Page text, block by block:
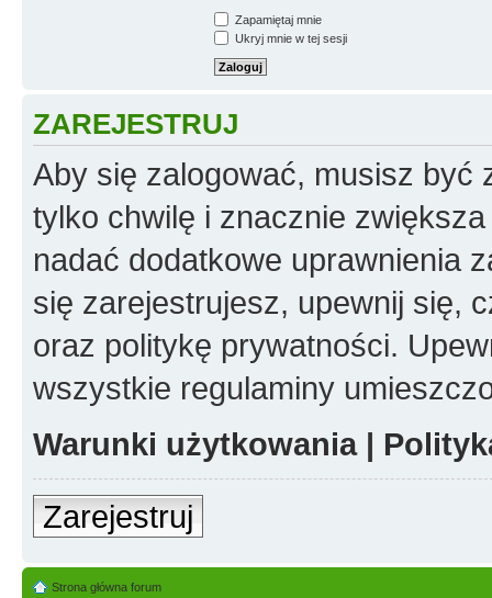
Zapamiętaj mnie
Ukryj mnie w tej sesji
ZAREJESTRUJ
Aby się zalogować, musisz być
tylko chwilę i znacznie
nadać dodatkowe uprawnienia
się zarejestrujesz, upewnij się,
oraz politykę prywatności.
wszystkie regulaminy
Warunki użytkowania|
Zarejestruj
Strona główna forum